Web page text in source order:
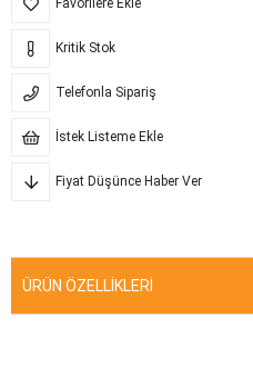
Favorilere Ekle
Kritik Stok
Telefonla Sipariş
İstek Listeme Ekle
Fiyat Düşünce Haber Ver
ÜRÜN ÖZELLIKLERI